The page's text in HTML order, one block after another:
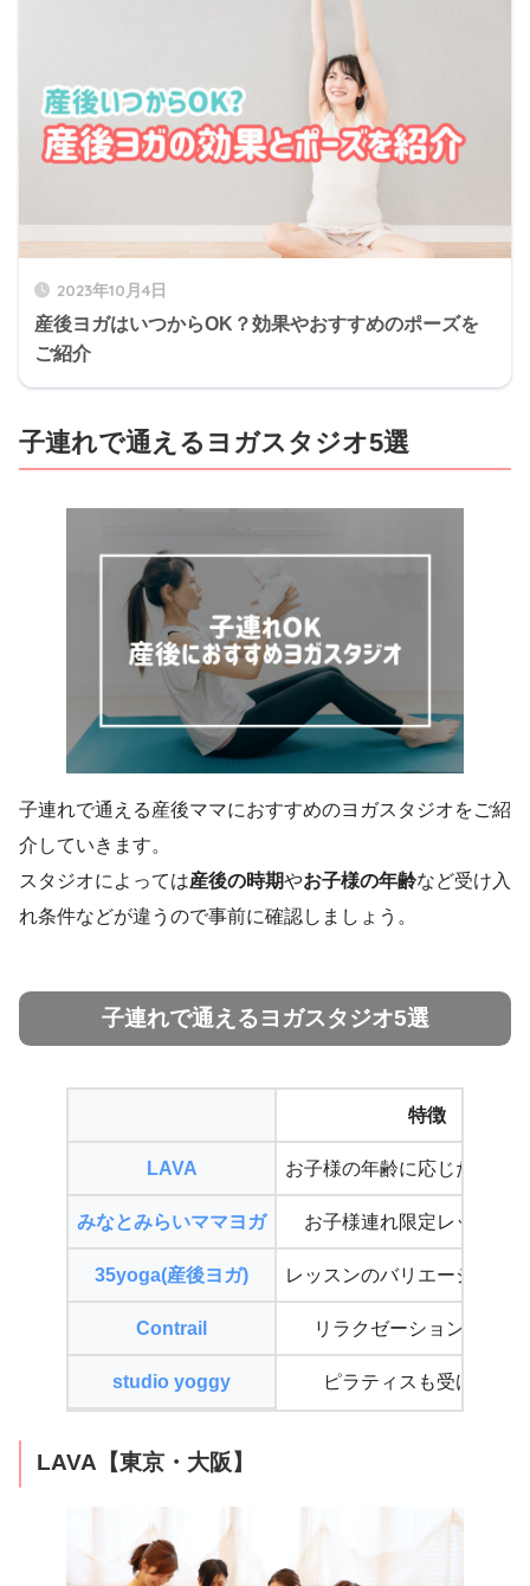
2023年10月4日
産後ヨガはいつからOK？効果やおすすめのポーズを
ご紹介
子連れで通えるヨガスタジオ5選
子連れで通える産後ママにおすすめのヨガスタジオをご紹
介していきます。
スタジオによっては産後の時期やお子様の年齢など受け入
れ条件などが違うので事前に確認しましょう。
子連れで通えるヨガスタジオ5選
特徴
LAVA お子様の年齢に応じたクラ
みなとみらいママヨガ お子様連れ限定レッスン
35yoga(産後ヨガ) レッスンのバリエーション
Contrail リラクゼーションスパ併
studio yoggy ピラティスも受けられる
LAVA【東京・大阪】